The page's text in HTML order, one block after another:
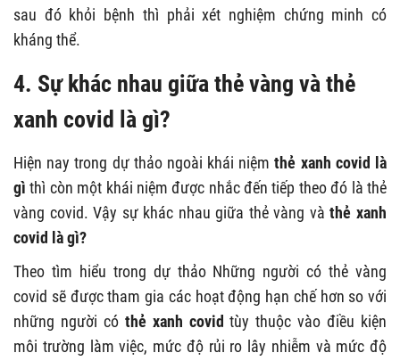
sau đó khỏi bệnh thì phải xét nghiệm chứng minh có
kháng thể.
4. Sự khác nhau giữa thẻ vàng và thẻ
xanh covid là gì?
Hiện nay trong dự thảo ngoài khái niệmthẻ xanh covid là
gì thì còn một khái niệm được nhắc đến tiếp theo đó là thẻ
vàng covid. Vậy sự khác nhau giữa thẻ vàng và thẻ xanh
covid là gì?
Theo tìm hiểu trong dự thảo Những người có thẻ vàng
covid sẽ được tham gia các hoạt động hạn chế hơn so với
những người có thẻ xanh covid tùy thuộc vào điều kiện
môi trường làm việc, mức độ rủi ro lây nhiễm và mức độ